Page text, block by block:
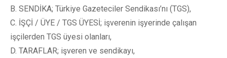
B. SENDİKA; Türkiye Gazeteciler Sendikası’nı (TGS),
C. İŞÇİ / ÜYE / TGS ÜYESİ; işverenin işyerinde çalışan
işçilerden TGS üyesi olanları,
D. TARAFLAR; işveren ve sendikayı,